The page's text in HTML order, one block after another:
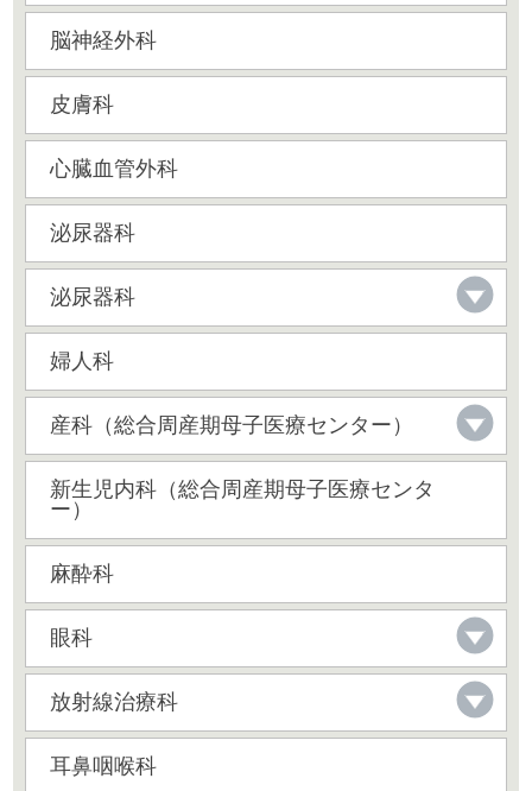
脳神経外科
皮膚科
心臓血管外科
泌尿器科
泌尿器科
婦人科
産科（総合周産期母子医療センター）
新生児内科（総合周産期母子医療センタ
ー）
麻酔科
眼科
放射線治療科
耳鼻咽喉科